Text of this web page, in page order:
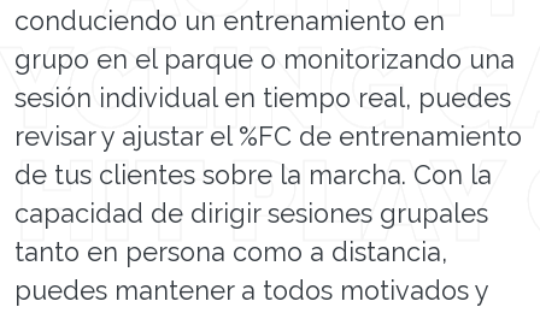
conduciendo un entrenamiento en
grupo en el parque o monitorizando una
sesión individual en tiempo real, puedes
revisar y ajustar el %FC de entrenamiento
de tus clientes sobre la marcha. Con la
capacidad de dirigir sesiones grupales
tanto en persona como a distancia,
puedes mantener a todos motivados y